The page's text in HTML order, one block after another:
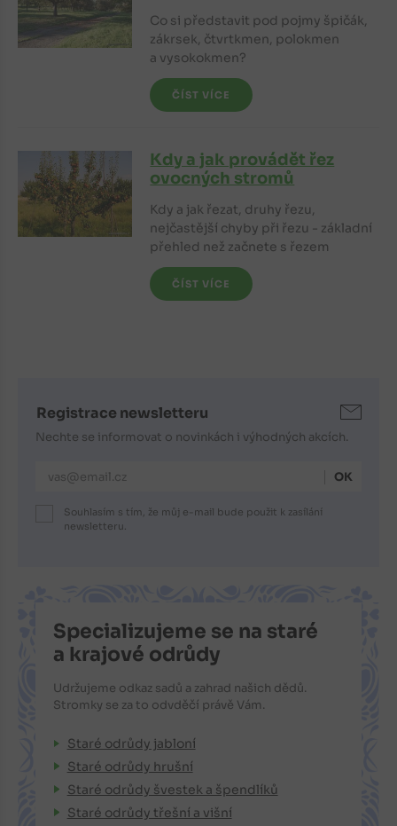
Co si představit pod pojmy špičák,
zákrsek, čtvrtkmen, polokmen
a vysokokmen?
ČÍST VÍCE
Kdy a jak provádět řez
ovocných stromů
Kdy a jak řezat, druhy řezu,
nejčastější chyby při řezu - základní
přehled než začnete s řezem
ČÍST VÍCE
Registrace newsletteru
Nechte se informovat o novinkách i výhodných akcích.
E-mailová adresa
Souhlasím s tím, že můj e-mail bude použit k zasílání
newsletteru.
Specializujeme se na staré
a krajové odrůdy
Udržujeme odkaz sadů a zahrad našich dědů.
Stromky se za to odvděčí právě Vám.
Staré odrůdy jabloní
Staré odrůdy hrušní
Staré odrůdy švestek a špendlíků
Staré odrůdy třešní a višní